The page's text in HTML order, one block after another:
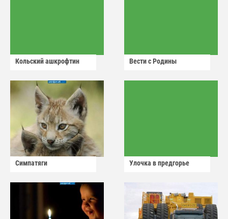
Кольский ашкрофтин Вести с Родины
Симпатяги Улочка в предгорье